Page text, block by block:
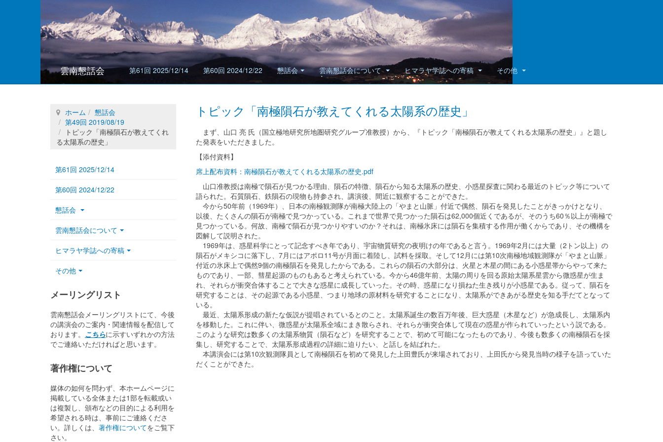
雲南懇話会 第61回 2025/12/14 第60回 2024/12/22 懇話会 雲南懇話会について ヒマラヤ学誌への寄稿 その他
トピック「南極隕石が教えてくれる太陽系の歴史」
まず、山口 亮 氏（国立極地研究所地圏研究グループ准教授）から、『トピック「南極隕石が教えてくれる太陽系の歴史」』と題し
た発表をいただきました。
【添付資料】
席上配布資料：南極隕石が教えてくれる太陽系の歴史.pdf
山口准教授は南極で隕石が見つかる理由、隕石の特徴、隕石から知る太陽系の歴史、小惑星探査に関わる最近のトピック等について
語られた。石質隕石、鉄隕石の現物も持参され、講演後、間近に観察することができた。
今から50年前（1969年）、日本の南極観測隊が南極大陸上の「やまと山脈」付近で偶然、隕石を発見したことがきっかけとなり、
以後、たくさんの隕石が南極で見つかっている。これまで世界で見つかった隕石は62,000個近くであるが、そのうち60％以上が南極で
見つかっている。何故、南極で隕石が見つかりやすいのか？それは、南極氷床には隕石を集積する作用が働くからであり、その機構を
図解して説明された。
1969年は、惑星科学にとって記念すべき年であり、宇宙物質研究の夜明けの年であると言う。1969年2月には大量（2トン以上）の
隕石がメキシコに落下し、7月にはアポロ11号が月面に着陸し、試料を採取。そして12月には第10次南極地域観測隊が「やまと山脈」
付近の氷床上で偶然9個の南極隕石を発見したからである。これらの隕石の大部分は、火星と木星の間にある小惑星帯からやって来た
ものであり、一部、彗星起源のものもあると考えられている。今から46億年前、太陽の周りを回る原始太陽系星雲から微惑星が生ま
れ、それらが衝突合体することで大きな惑星に成長していった。その時、惑星になり損ねた生き残りが小惑星である。従って、隕石を
研究することは、その起源である小惑星、つまり地球の原材料を研究することになり、太陽系ができあがる歴史を知る手だてとなって
いる。
最近、太陽系形成の新たな仮説が提唱されているとのこと。太陽系誕生の数百万年後、巨大惑星（木星など）が急成長し、太陽系内
を移動した。これに伴い、微惑星が太陽系全域にまき散らされ、それらが衝突合体して現在の惑星が作られていったという説である。
このような研究は数多くの太陽系物質（隕石など）を研究することで、初めて可能になったものであり、今後も数多くの南極隕石を採
集し、研究することで、太陽系形成過程の詳細に迫りたい、と話しを結ばれた。
本講演会には第10次観測隊員として南極隕石を初めて発見した上田豊氏が来場されており、上田氏から発見当時の様子を語っていた
だくことができた。
ホーム
懇話会
第49回 2019/08/19
トピック「南極隕石が教えてくれ
る太陽系の歴史」
第61回 2025/12/14
第60回 2024/12/22
懇話会
雲南懇話会について
ヒマラヤ学誌への寄稿
その他
メーリングリスト
雲南懇話会メーリングリストにて、今後
の講演会のご案内・関連情報を配信して
おります。 こちらに示すいずれかの方法
でご連絡いただければと思います。
著作権について
媒体の如何を問わず、本ホームページに
掲載している全体または1部を転載或い
は複製し、頒布などの目的による利用を
希望される時は、事前にご連絡くださ
い。詳しくは、 著作権についてをご覧下
さい。